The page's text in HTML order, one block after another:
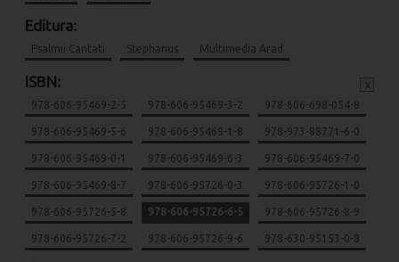
Editura:
Psalmii Cantati Stephanus Multimedia Arad
ISBN:
978-606-95469-2-5 978-606-95469-3-2 978-606-698-054-8
978-606-95469-5-6 978-606-95469-1-8 978-973-88771-6-0
978-606-95469-0-1 978-606-95469-6-3 978-606-95469-7-0
978-606-95469-8-7 978-606-95726-0-3 978-606-95726-1-0
978-606-95726-5-8 978-606-95726-6-5 978-606-95726-8-9
978-606-95726-7-2 978-606-95726-9-6 978-630-95153-0-8